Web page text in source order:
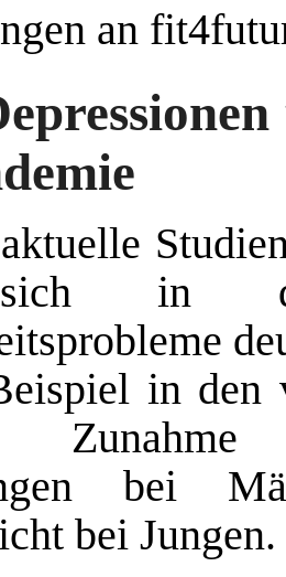
an
in
in den
bei
bei Jungen.